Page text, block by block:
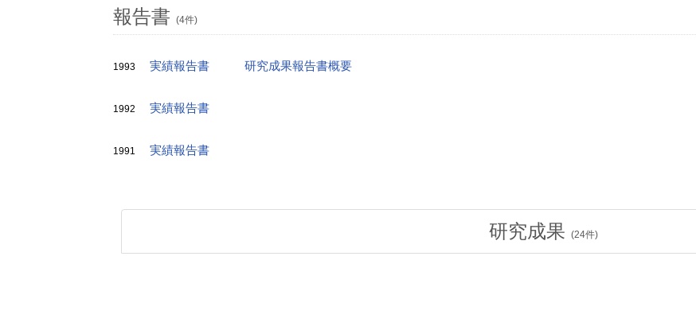
報告書 (4件)
1993 実績報告書 研究成果報告書概要
1992 実績報告書
1991 実績報告書
研究成果 (24件)